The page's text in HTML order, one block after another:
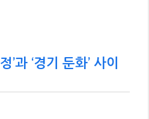
’과 ‘경기 둔화’ 사이